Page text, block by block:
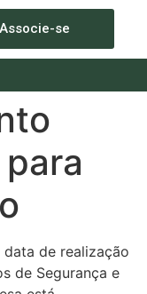
Associe-se
de realização
de Segurança e